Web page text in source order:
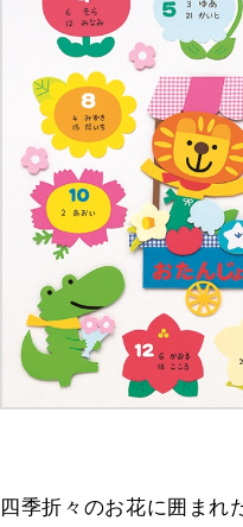
四季折々のお花に囲まれ